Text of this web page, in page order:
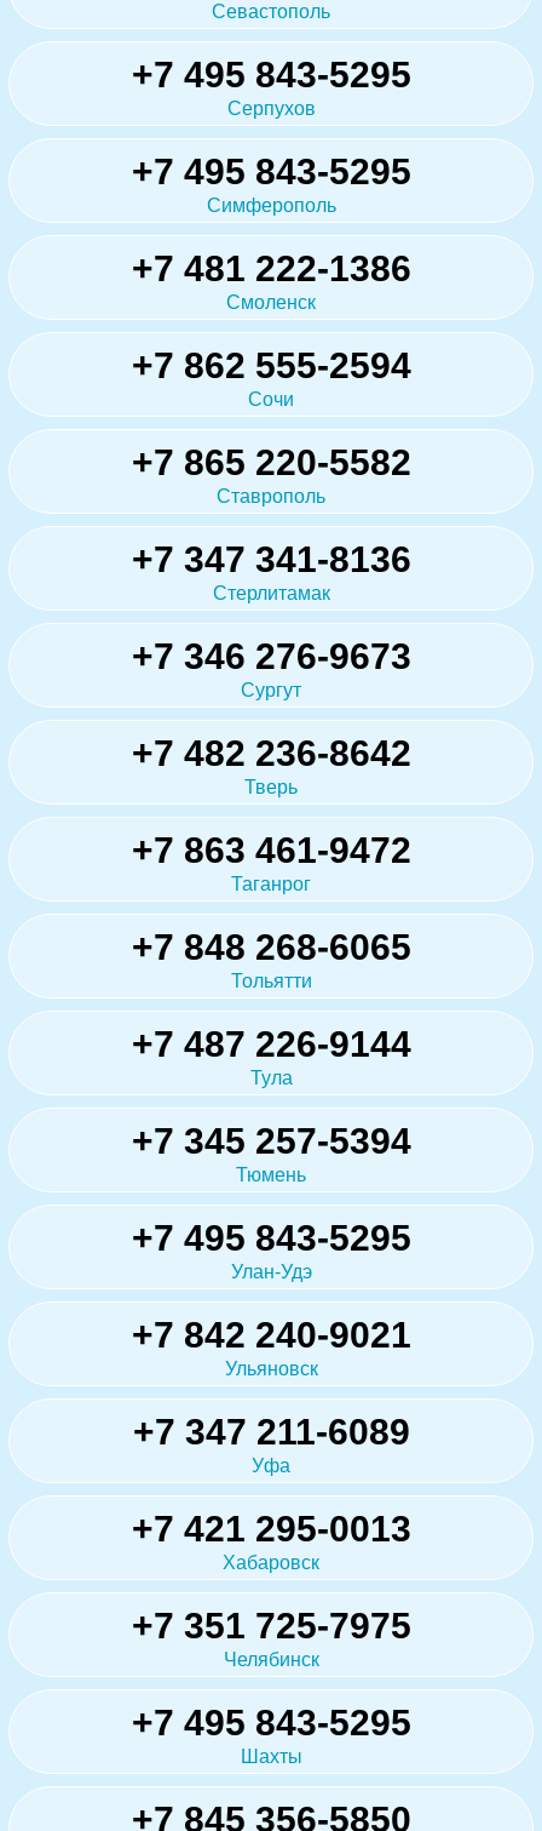
Севастополь
+7 495 843-5295
Серпухов
+7 495 843-5295
Симферополь
+7 481 222-1386
Смоленск
+7 862 555-2594
Сочи
+7 865 220-5582
Ставрополь
+7 347 341-8136
Стерлитамак
+7 346 276-9673
Сургут
+7 482 236-8642
Тверь
+7 863 461-9472
Таганрог
+7 848 268-6065
Тольятти
+7 487 226-9144
Тула
+7 345 257-5394
Тюмень
+7 495 843-5295
Улан-Удэ
+7 842 240-9021
Ульяновск
+7 347 211-6089
Уфа
+7 421 295-0013
Хабаровск
+7 351 725-7975
Челябинск
+7 495 843-5295
Шахты
+7 845 356-5850